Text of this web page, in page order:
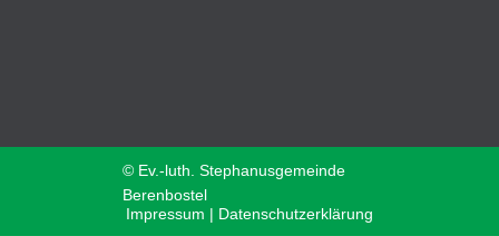
© Ev.-luth. Stephanusgemeinde
Berenbostel
Impressum | Datenschutzerklärung